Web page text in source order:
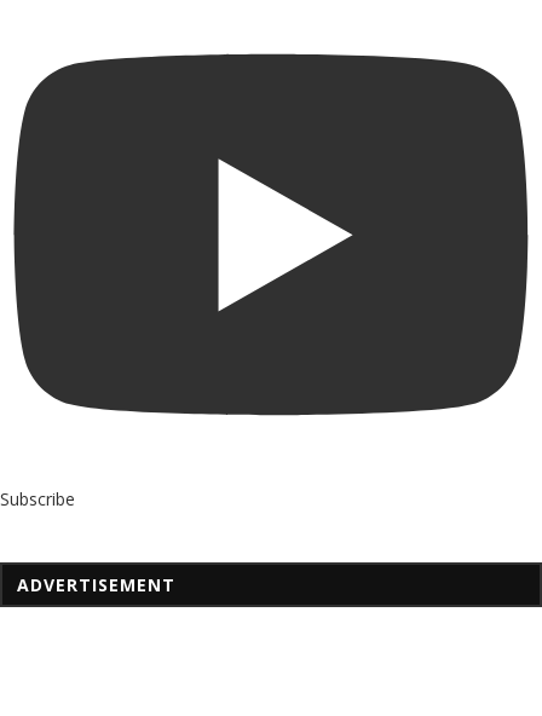
Subscribe
ADVERTISEMENT